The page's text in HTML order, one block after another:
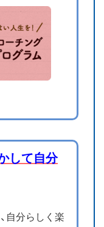
して自分
自分らしく楽